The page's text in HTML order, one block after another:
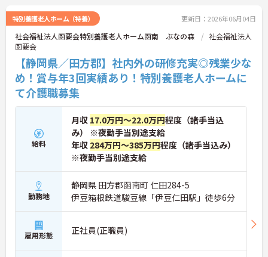
特別養護老人ホーム（特養） 更新日：2026年06月04日
社会福祉法人函要会特別養護老人ホーム函南 ぶなの森
社会福祉法人
函要会
【静岡県／田方郡】社内外の研修充実◎残業少な
め！賞与年3回実績あり！特別養護老人ホームに
て介護職募集
給料
月収 17.0万円～22.0万円程度（諸手当込
み） ※夜勤手当別途支給
年収 284万円～385万円程度（諸手当込み）
※夜勤手当別途支給
勤務地
静岡県 田方郡函南町 仁田284-5
伊豆箱根鉄道駿豆線「伊豆仁田駅」徒歩6分
雇用形態 正社員(正職員)